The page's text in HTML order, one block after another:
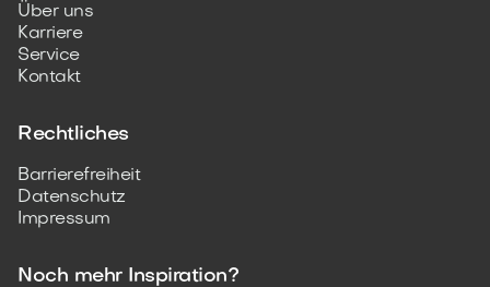
Über uns
Karriere
Service
Kontakt
Rechtliches
Barrierefreiheit
Datenschutz
Impressum
Noch mehr Inspiration?